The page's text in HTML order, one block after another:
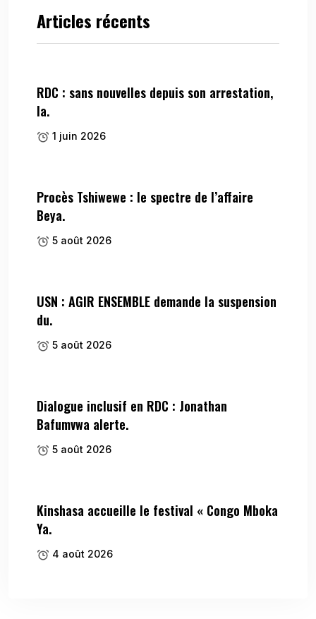
Articles récents
RDC : sans nouvelles depuis son arrestation,
la.
1 juin 2026
Procès Tshiwewe : le spectre de l’affaire
Beya.
5 août 2026
USN : AGIR ENSEMBLE demande la suspension
du.
5 août 2026
Dialogue inclusif en RDC : Jonathan
Bafumvwa alerte.
5 août 2026
Kinshasa accueille le festival « Congo Mboka
Ya.
4 août 2026